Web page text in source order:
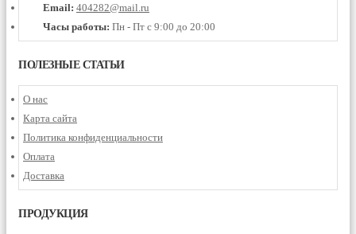
Email: 404282@mail.ru
Часы работы: Пн - Пт с 9:00 до 20:00
ПОЛЕЗНЫЕ СТАТЬИ
О нас
Карта сайта
Политика конфиденциальности
Оплата
Доставка
ПРОДУКЦИЯ